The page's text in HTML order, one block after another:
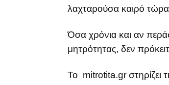
λαχταρούσα καιρό
Όσα χρόνια και αν
μητρότητας, δεν
Το mitrotita.gr στηρίζει